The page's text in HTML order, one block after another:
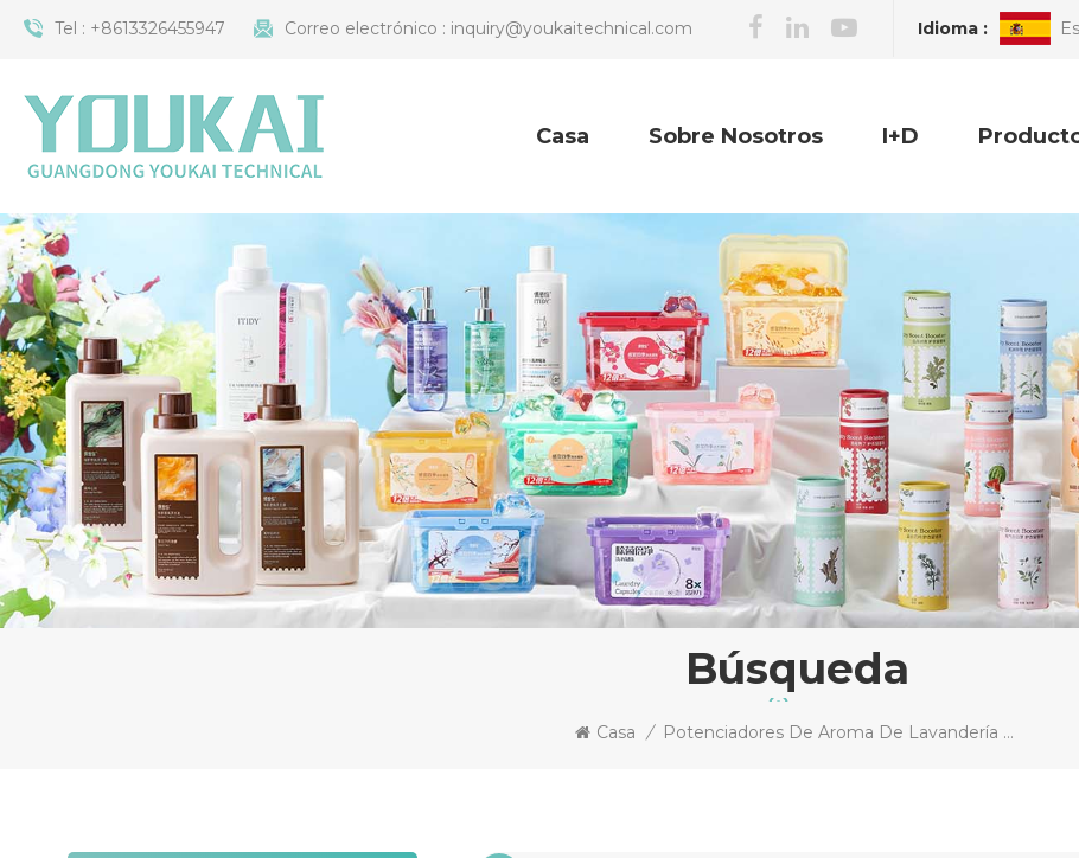
Tel : +8613326455947 Correo electrónico : inquiry@youkaitechnical.com Idioma :
Casa Sobre Nosotros I+D
Búsqueda
Casa / Potenciadores De Aroma De Lavandería Antibacterianos